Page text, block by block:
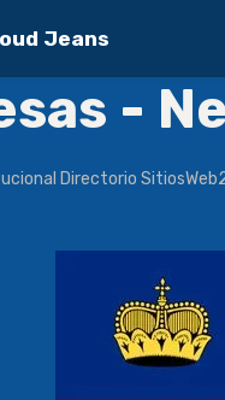
Jeans
-